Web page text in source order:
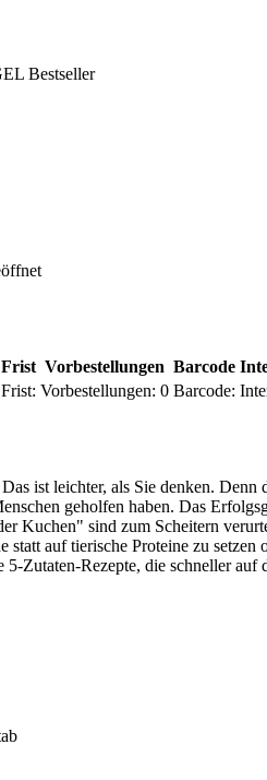
Bestseller
Frist Vorbestellungen Barcode
Frist: Vorbestellungen: 0 Barcode:
ist leichter, als Sie denken.
geholfen haben. Das
Kuchen" sind zum Scheitern
auf tierische Proteine zu
Zutaten-Rezepte, die schneller